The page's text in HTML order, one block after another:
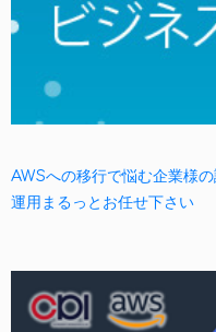
AWSへの移行で悩む企業様
運用まるっとお任せ下さい